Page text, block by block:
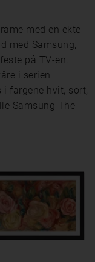
med en ekte
med Samsung,
på TV-en.
i serien
i fargene hvit, sort,
Samsung The